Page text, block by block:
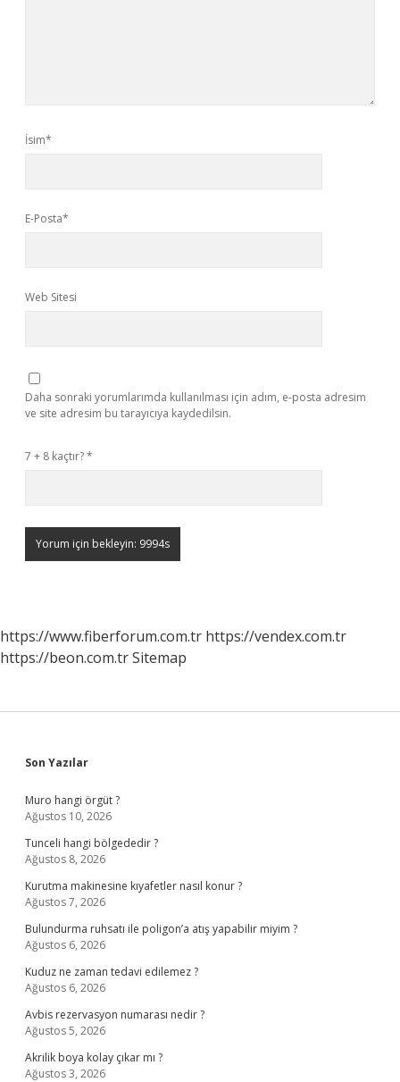
İsim*
E-Posta*
Web Sitesi
Daha sonraki yorumlarımda kullanılması için adım, e-posta adresim
ve site adresim bu tarayıcıya kaydedilsin.
7 + 8 kaçtır?*
https://www.fiberforum.com.tr https://vendex.com.tr
https://beon.com.trSitemap
Sidebar
Son Yazılar
Muro hangi örgüt ?
Ağustos 10, 2026
Tunceli hangi bölgededir ?
Ağustos 8, 2026
Kurutma makinesine kıyafetler nasıl konur ?
Ağustos 7, 2026
Bulundurma ruhsatı ile poligon’a atış yapabilir miyim ?
Ağustos 6, 2026
Kuduz ne zaman tedavi edilemez ?
Ağustos 6, 2026
Avbis rezervasyon numarası nedir ?
Ağustos 5, 2026
Akrilik boya kolay çıkar mı ?
Ağustos 3, 2026